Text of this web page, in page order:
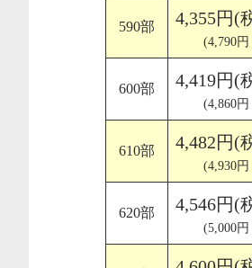
590部 4,355円(
(4,790
600部 4,419円(
(4,860
610部 4,482円(
(4,930
620部 4,546円(
(5,000